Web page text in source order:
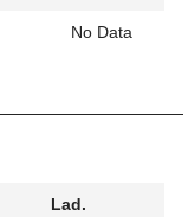
No Data
Lad.